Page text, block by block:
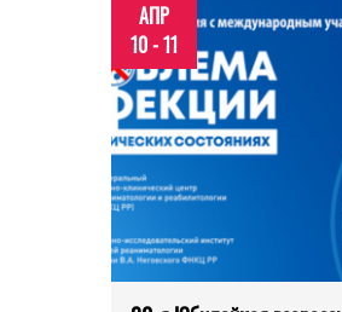
АПР
10 - 11